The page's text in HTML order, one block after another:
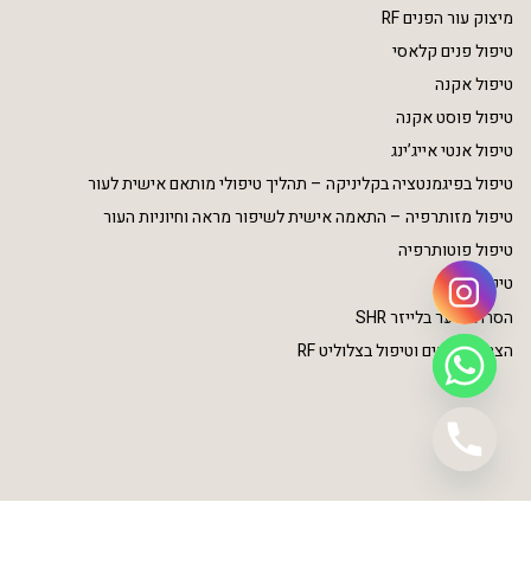
מיצוק עור הפנים RF
טיפול פנים קלאסי
טיפול אקנה
טיפול פוסט אקנה
טיפול אנטי אייג’ינג
טיפול בפיגמנטציה בקליניקה – תהליך טיפולי מותאם אישית לעור
טיפול מזותרפיה – התאמה אישית לשיפור מראה וחיוניות העור
טיפול פוטותרפיה
טיפולי גוף
הסרת שיער בלייזר SHR
הצרת היקפים וטיפול בצלוליט RF